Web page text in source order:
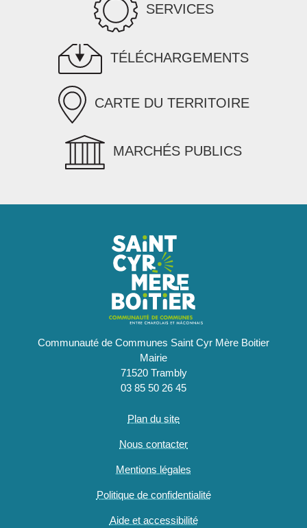
SERVICES
TÉLÉCHARGEMENTS
CARTE DU TERRITOIRE
MARCHÉS PUBLICS
Communauté de Communes Saint Cyr Mère Boitier
Mairie
71520 Trambly
03 85 50 26 45
Plan du site
Nous contacter
Mentions légales
Politique de confidentialité
Aide et accessibilité